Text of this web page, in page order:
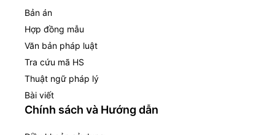
Bản án
Hợp đồng mẫu
Văn bản pháp luật
Tra cứu mã HS
Thuật ngữ pháp lý
Bài viết
Chính sách và Hướng dẫn